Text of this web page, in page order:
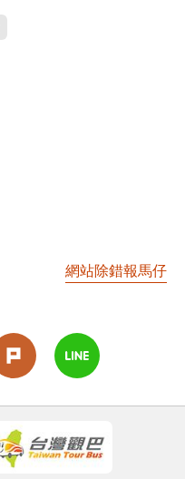
網站除錯報馬仔